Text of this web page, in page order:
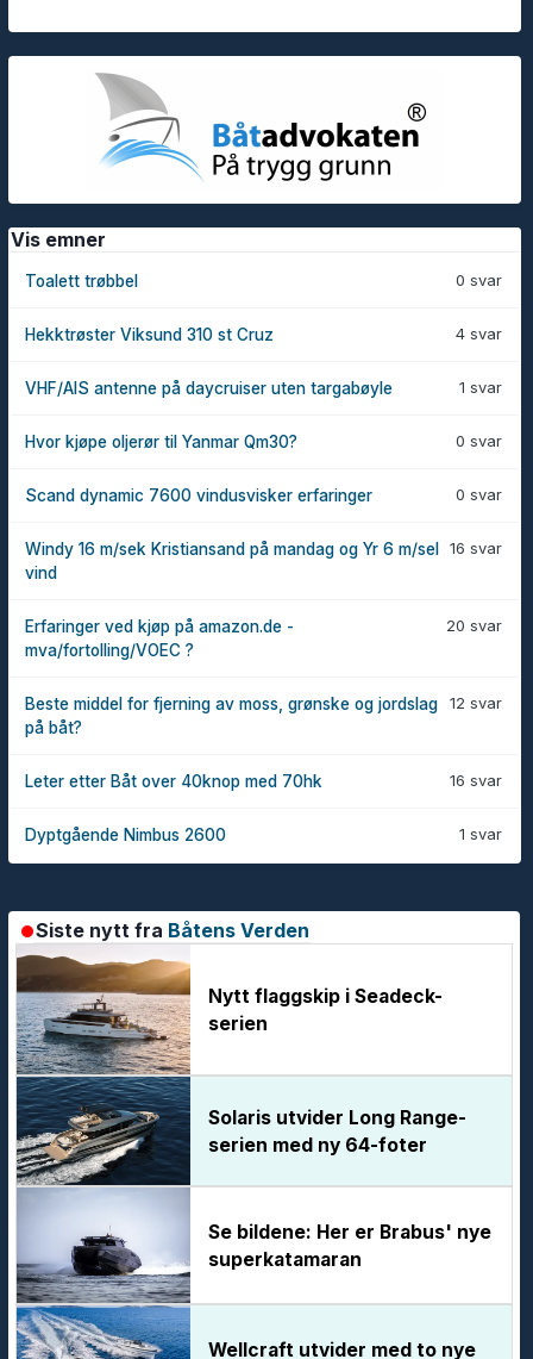
Vis emner
0 svar
Toalett trøbbel
4 svar
Hekktrøster Viksund 310 st Cruz
1 svar
VHF/AIS antenne på daycruiser uten targabøyle
0 svar
Hvor kjøpe oljerør til Yanmar Qm30?
0 svar
Scand dynamic 7600 vindusvisker erfaringer
16 svar
Windy 16 m/sek Kristiansand på mandag og Yr 6 m/sel
vind
20 svar
Erfaringer ved kjøp på amazon.de -
mva/fortolling/VOEC ?
12 svar
Beste middel for fjerning av moss, grønske og jordslag
på båt?
16 svar
Leter etter Båt over 40knop med 70hk
1 svar
Dyptgående Nimbus 2600
Siste nytt fra Båtens Verden
Nytt flaggskip i Seadeck-
serien
Solaris utvider Long Range-
serien med ny 64-foter
Se bildene: Her er Brabus' nye
superkatamaran
Wellcraft utvider med to nye